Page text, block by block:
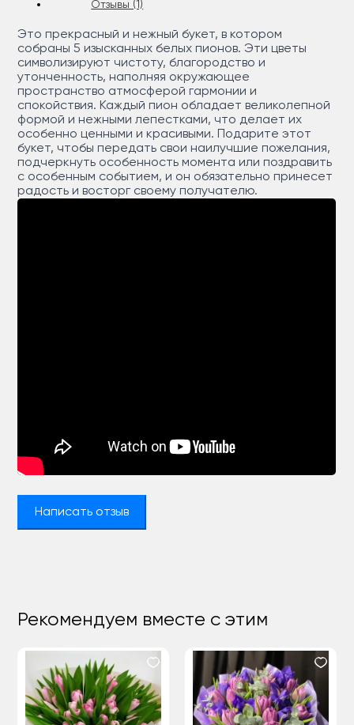
Отзывы (1)
Это прекрасный и нежный букет, в котором
собраны 5 изысканных белых пионов. Эти цветы
символизируют чистоту, благородство и
утонченность, наполняя окружающее
пространство атмосферой гармонии и
спокойствия. Каждый пион обладает великолепной
формой и нежными лепестками, что делает их
особенно ценными и красивыми. Подарите этот
букет, чтобы передать свои наилучшие пожелания,
подчеркнуть особенность момента или поздравить
с особенным событием, и он обязательно принесет
радость и восторг своему получателю.
Написать отзыв
Рекомендуем вместе с этим